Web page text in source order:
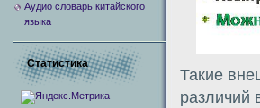
Такие
различий
Аудио словарь китайского
языка
Статистика